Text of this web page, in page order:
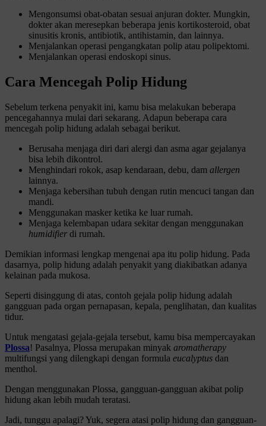
Mengonsumsi obat-obatan sesuai anjuran dokter. Mungkin,
dokter akan meresepkan beberapa jenis kortikosteroid, obat
sinusitis kronis, antibiotik, antihistamin, dan lainnya.
Menjalankan operasi pengangkatan polip atau polipektomi.
Menjalankan operasi endoskopi sinus.
Cara Mencegah Polip Hidung
Sebelum terkena penyakit ini, kamu bisa melakukan beberapa
pencegahannya mulai dari sekarang. Adapun beberapa cara
mencegah polip hidung adalah sebagai berikut.
Berusaha menjaga diri dari alergi dan asma agar gejalanya
bisa lebih dikontrol.
Menghindari rokok, asap kendaraan, debu, dam allergen
lainnya.
Menjaga kebersihan tubuh dengan rutin mencuci tangan dan
mandi.
Menggunakan masker ketika ke luar rumah.
Menjaga kelembapan udara sekitar dengan menggunakan
humidifier di rumah.
Demikian informasi lengkap mengenai apa itu polip hidung. Pada
dasarnya, polip hidung adalah penyakit yang diakibatkan adanya
kelainan pada mukosa.
Seperti disinggung di atas, contoh gejala polip hidung adalah
gangguan pada organ pernapasan, kepala, penglihatan, dan kualitas
tidur.
Untuk mengatasi gejala-gejala tersebut, kamu bisa mempercayakan
Plossa! Pasalnya, Plossa merupakan minyak aromatherapy
multifungsi yang dilengkapi dengan formula eucalyptus dan
menthol.
Dengan menggunakan Plossa, gangguan-gangguan akibat polip
hidung akan lebih mudah teratasi.
Jadi, tunggu apalagi? Yuk, segera atasi polip hidung dan gangguan-